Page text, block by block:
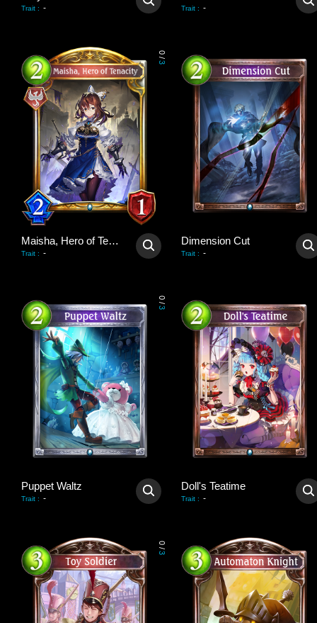
Trait : - Trait : -
0
/
3
Maisha, Hero of Tenacity
Trait : -
Dimension Cut
Trait : -
0
/
3
Puppet Waltz
Trait : -
Doll's Teatime
Trait : -
0
/
3